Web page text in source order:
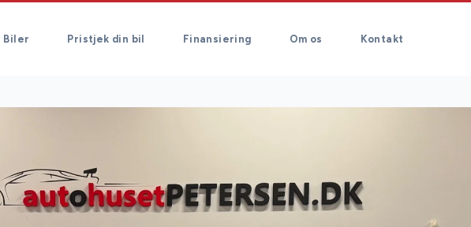
Biler Pristjek din bil Finansiering Om os Kontakt